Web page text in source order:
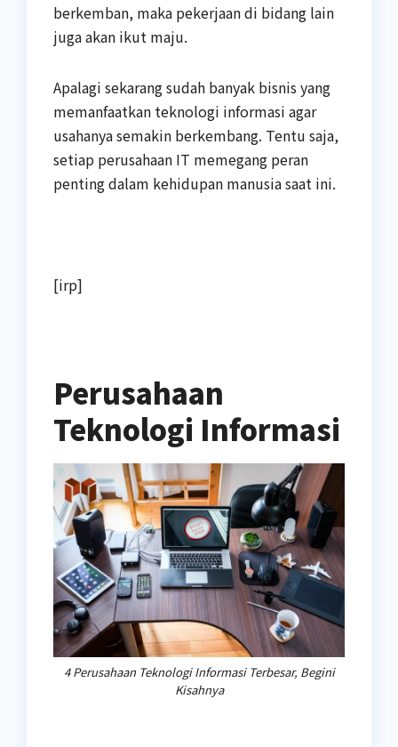
berkemban, maka pekerjaan di bidang lain
juga akan ikut maju.
Apalagi sekarang sudah banyak bisnis yang
memanfaatkan teknologi informasi agar
usahanya semakin berkembang. Tentu saja,
setiap perusahaan IT memegang peran
penting dalam kehidupan manusia saat ini.
[irp]
Perusahaan
Teknologi Informasi
4 Perusahaan Teknologi Informasi Terbesar, Begini
Kisahnya